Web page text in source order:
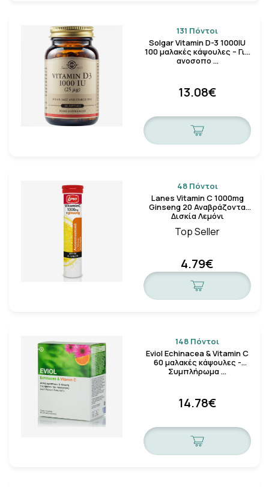
131 Πόντοι
Solgar Vitamin D-3 1000IU
100 μαλακές κάψουλες – Για
ανοσοπο …
13.08€
48 Πόντοι
Lanes Vitamin C 1000mg
Ginseng 20 Αναβράζοντα
Δισκία Λεμόνι
Top Seller
4.79€
148 Πόντοι
Eviol Echinacea & Vitamin C
60 μαλακές κάψουλες -
Συμπλήρωμα …
14.78€